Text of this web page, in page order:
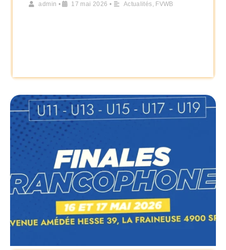
admin • 17 mai 2026 • Actualités, FVWB